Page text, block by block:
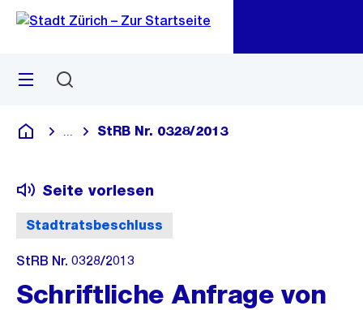
Navigation
Sprunglink
Menü
Deutsch
Blende alle Breadcrumbs ein
StRB Nr. 0328/2013
Stadtratsbeschluss
Seite vorlesen
StRB Nr. 0328/2013
Schriftliche Anfrage von